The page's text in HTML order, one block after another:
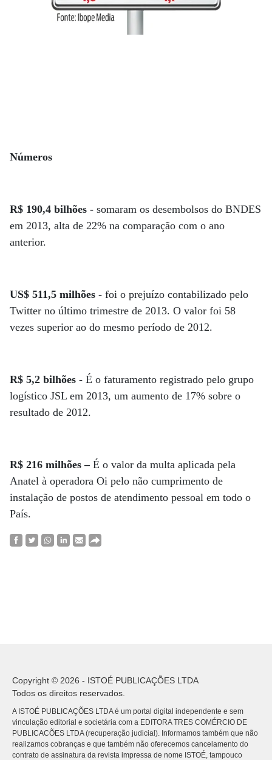
Números
R$ 190,4 bilhões - somaram os desembolsos do BNDES
em 2013, alta de 22% na comparação com o ano
anterior.
US$ 511,5 milhões - foi o prejuízo contabilizado pelo
Twitter no último trimestre de 2013. O valor foi 58
vezes superior ao do mesmo período de 2012.
R$ 5,2 bilhões - É o faturamento registrado pelo grupo
logístico JSL em 2013, um aumento de 17% sobre o
resultado de 2012.
R$ 216 milhões –É o valor da multa aplicada pela
Anatel à operadora Oi pelo não cumprimento de
instalação de postos de atendimento pessoal em todo o
País.
Copyright © 2026 - ISTOÉ PUBLICAÇÕES LTDA
Todos os direitos reservados.
A ISTOÉ PUBLICAÇÕES LTDA é um portal digital independente e sem
vinculação editorial e societária com a EDITORA TRES COMÉRCIO DE
PUBLICACÕES LTDA (recuperação judicial). Informamos também que não
realizamos cobranças e que também não oferecemos cancelamento do
contrato de assinatura da revista impressa de nome ISTOÉ, tampouco